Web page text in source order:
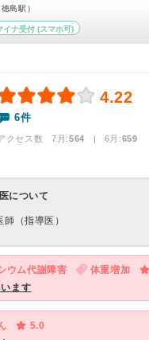
島駅）
イナ受付(スマホ可)
4.22
6件
クセス数 7月:564 | 6月:659
について
（指導医）
ウム代謝障害 体重増加
ます
5.0